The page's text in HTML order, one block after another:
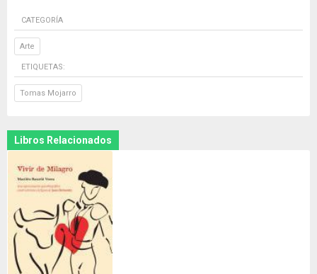
CATEGORÍA
Arte
ETIQUETAS:
Tomas Mojarro
Libros Relacionados